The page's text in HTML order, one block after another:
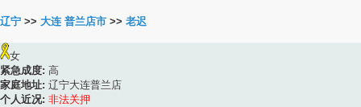
辽宁 >> 大连 普兰店市 >> 老迟
女
紧急成度: 高
家庭地址: 辽宁大连普兰店
个人近况: 非法关押